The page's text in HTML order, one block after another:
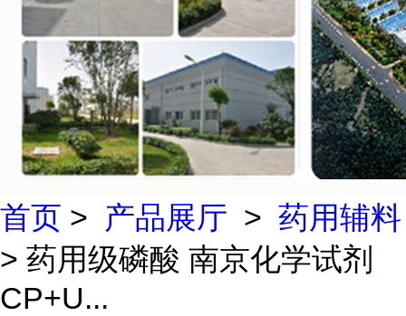
首页 > 产品展厅 > 药用辅料
> 药用级磷酸 南京化学试剂
CP+U...